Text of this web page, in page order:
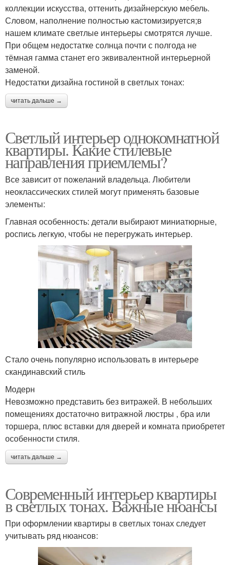
коллекции искусства, оттенить дизайнерскую мебель.
Словом, наполнение полностью кастомизируется;в
нашем климате светлые интерьеры смотрятся лучше.
При общем недостатке солнца почти с полгода не
тёмная гамма станет его эквивалентной интерьерной
заменой.
Недостатки дизайна гостиной в светлых тонах:
читать дальше →
Светлый интерьер однокомнатной
квартиры. Какие стилевые
направления приемлемы?
Все зависит от пожеланий владельца. Любители
неоклассических стилей могут применять базовые
элементы:
Главная особенность: детали выбирают миниатюрные,
роспись легкую, чтобы не перегружать интерьер.
Стало очень популярно использовать в интерьере
скандинавский стиль
Модерн
Невозможно представить без витражей. В небольших
помещениях достаточно витражной люстры , бра или
торшера, плюс вставки для дверей и комната приобретет
особенности стиля.
читать дальше →
Современный интерьер квартиры
в светлых тонах. Важные нюансы
При оформлении квартиры в светлых тонах следует
учитывать ряд нюансов: